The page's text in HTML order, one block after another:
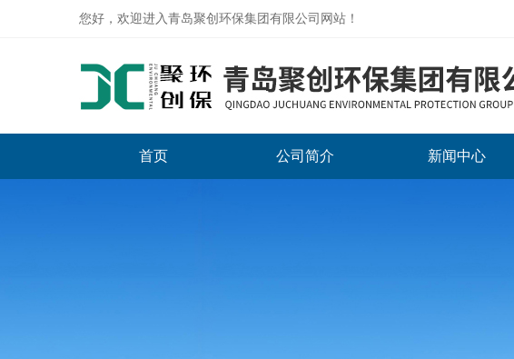
您好，欢迎进入青岛聚创环保集团有限公司网站！
首页 公司简介 新闻中心